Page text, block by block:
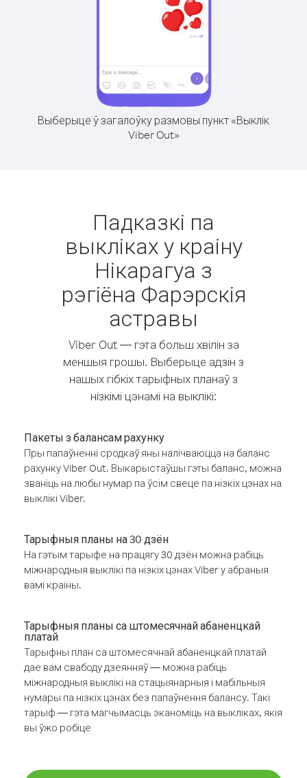
Выберыце ў загалоўку размовы пункт «Выклік
Viber Out»
Падказкі па
выкліках у краіну
Нікарагуа з
рэгіёна Фарэрскія
астравы
Viber Out — гэта больш хвілін за
меншыя грошы. Выберыце адзін з
нашых гібкіх тарыфных планаў з
нізкімі цэнамі на выклікі:
Пакеты з балансам рахунку
Пры папаўненні сродкаў яны налічваюцца на баланс
рахунку Viber Out. Выкарыстаўшы гэты баланс, можна
званіць на любы нумар па ўсім свеце па нізкіх цэнах на
выклікі Viber.
Тарыфныя планы на 30 дзён
На гэтым тарыфе на працягу 30 дзён можна рабіць
міжнародныя выклікі па нізкіх цэнах Viber у абраныя
вамі краіны.
Тарыфныя планы са штомесячнай абаненцкай
платай
Тарыфны план са штомесячнай абаненцкай платай
дае вам свабоду дзеянняў — можна рабіць
міжнародныя выклікі на стацыянарныя і мабільныя
нумары па нізкіх цэнах без папаўнення балансу. Такі
тарыф — гэта магчымасць эканоміць на выкліках, якія
вы ўжо робіце